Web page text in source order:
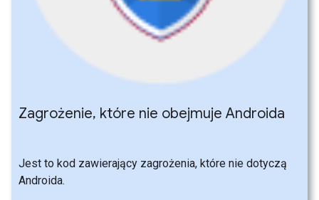
Zagrożenie, które nie obejmuje Androida
Jest to kod zawierający zagrożenia, które nie dotyczą
Androida.